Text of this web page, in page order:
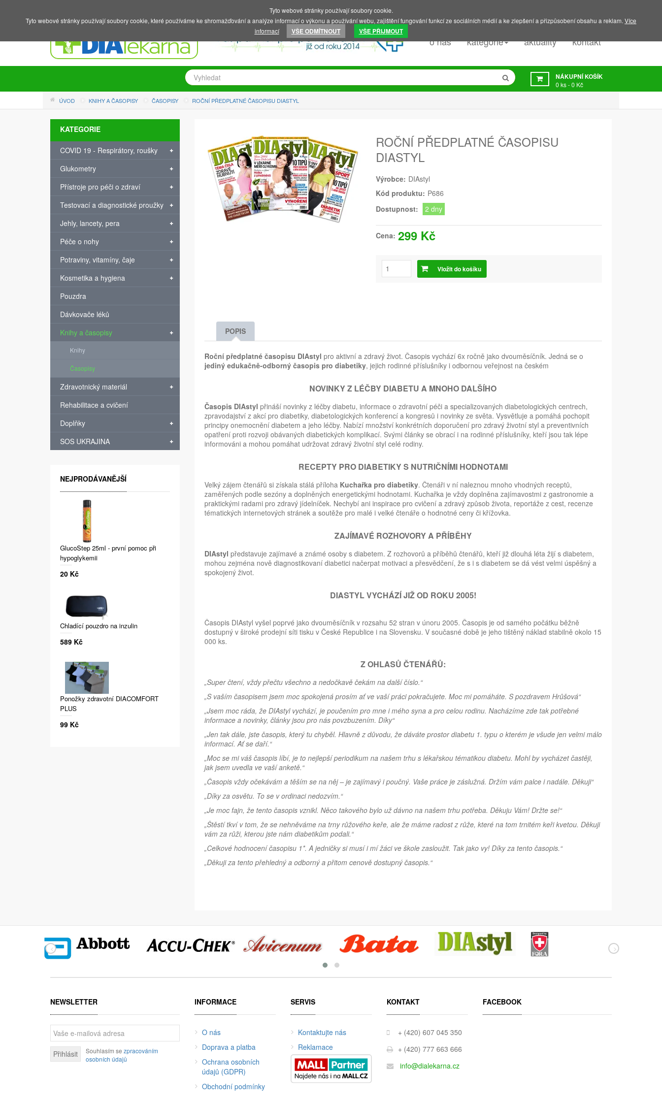
o nás kategorie aktuality kontakt
NÁKUPNÍ KOŠÍK
0 ks -0 Kč
ÚVOD KNIHY A ČASOPISY ČASOPISY ROČNÍ PŘEDPLATNÉ ČASOPISU DIASTYL
ROČNÍ PŘEDPLATNÉ ČASOPISU
DIASTYL
Výrobce: DIAstyl
Kód produktu: P686
Dostupnost:
2 dny
Cena: 299 Kč
Vložit do košíku
POPIS
Roční předplatné časopisu DIAstyl pro aktivní a zdravý život. Časopis vychází 6x ročně jako dvouměsíčník. Jedná se o
jediný edukačně-odborný časopis pro diabetiky, jejich rodinné příslušníky i odbornou veřejnost na českém
NOVINKY Z LÉČBY DIABETU A MNOHO DALŠÍHO
Časopis DIAstyl přináší novinky z léčby diabetu, informace o zdravotní péči a specializovaných diabetologických centrech,
zpravodajství z akcí pro diabetiky, diabetologických konferencí a kongresů i novinky ze světa. Vysvětluje a pomáhá pochopit
principy onemocnění diabetem a jeho léčby. Nabízí množství konkrétních doporučení pro zdravý životní styl a preventivních
opatření proti rozvoji obávaných diabetických komplikací. Svými články se obrací i na rodinné příslušníky, kteří jsou tak lépe
informováni a mohou pomáhat udržovat zdravý životní styl celé rodiny.
RECEPTY PRO DIABETIKY S NUTRIČNÍMI HODNOTAMI
Velký zájem čtenářů si získala stálá příloha Kuchařka pro diabetiky. Čtenáři v ní naleznou mnoho vhodných receptů,
zaměřených podle sezóny a doplněných energetickými hodnotami. Kuchařka je vždy doplněna zajímavostmi z gastronomie a
praktickými radami pro zdravý jídelníček. Nechybí ani inspirace pro cvičení a zdravý způsob života, reportáže z cest, recenze
tématických internetových stránek a soutěže pro malé i velké čtenáře o hodnotné ceny či křížovka.
ZAJÍMAVÉ ROZHOVORY A PŘÍBĚHY
DIAstyl představuje zajímavé a známé osoby s diabetem. Z rozhovorů a příběhů čtenářů, kteří již dlouhá léta žijí s diabetem,
mohou zejména nově diagnostikovaní diabetici načerpat motivaci a přesvědčení, že s i s diabetem se dá vést velmi úspěšný a
spokojený život.
DIASTYL VYCHÁZÍ JIŽ OD ROKU 2005!
Časopis DIAstyl vyšel poprvé jako dvouměsíčník v rozsahu 52 stran v únoru 2005. Časopis je od samého počátku běžně
dostupný v široké prodejní síti tisku v České Republice i na Slovensku. V současné době je jeho tištěný náklad stabilně okolo 15
000 ks.
Z OHLASŮ ČTENÁŘŮ:
„Super čtení, vždy přečtu všechno a nedočkavě čekám na další číslo.“
„S vaším časopisem jsem moc spokojená prosím ať ve vaší práci pokračujete. Moc mi pomáháte. S pozdravem Hrůšová“
„Jsem moc ráda, že DIAstyl vychází, je poučením pro mne i mého syna a pro celou rodinu. Nacházíme zde tak potřebné
informace a novinky, články jsou pro nás povzbuzením. Díky“
„Jen tak dále, jste časopis, který tu chyběl. Hlavně z důvodu, že dáváte prostor diabetu 1. typu o kterém je všude jen velmi málo
informací. Ať se daří.“
„Moc se mi váš časopis líbí, je to nejlepší periodikum na našem trhu s lékařskou tématikou diabetu. Mohl by vycházet častěji,
jak jsem uvedla ve vaší anketě.“
„Časopis vždy očekávám a těším se na něj – je zajímavý i poučný. Vaše práce je záslužná. Držím vám palce i nadále. Děkuji“
„Díky za osvětu. To se v ordinaci nedozvím.“
„Je moc fajn, že tento časopis vznikl. Něco takového bylo už dávno na našem trhu potřeba. Děkuju Vám! Držte se!“
„Štěstí tkví v tom, že se nehněváme na trny růžového keře, ale že máme radost z růže, které na tom trnitém keři kvetou. Děkuji
vám za růži, kterou jste nám diabetikům podali.“
„Celkové hodnocení časopisu 1*. A jedničky si musí i mí žáci ve škole zasloužit. Tak jako vy! Díky za tento časopis.“
„Děkuji za tento přehledný a odborný a přitom cenově dostupný časopis.“
KATEGORIE
COVID 19 - Respirátory, roušky
Glukometry
Přístroje pro péči o zdraví
Testovací a diagnostické proužky
Jehly, lancety, pera
Péče o nohy
Potraviny, vitamíny, čaje
Kosmetika a hygiena
Pouzdra
Dávkovače léků
Knihy a časopisy
Knihy
Časopisy
Zdravotnický materiál
Rehabilitace a cvičení
Doplňky
SOS UKRAJINA
NEJPRODÁVANĚJŠÍ
GlucoStep 25ml - první pomoc při
hypoglykemii
20 Kč
Chladící pouzdro na inzulin
589 Kč
Ponožky zdravotní DIACOMFORT
PLUS
99 Kč
NEWSLETTER
Přihlásit Souhlasím se zpracováním
osobních údajů
INFORMACE
O nás
Doprava a platba
Ochrana osobních
údajů (GDPR)
Obchodní podmínky
SERVIS
Kontaktujte nás
Reklamace
KONTAKT
+ (420) 607 045 350
+ (420) 777 663 666
info@dialekarna.cz
FACEBOOK
Tyto webové stránky používají soubory cookie.
Tyto webové stránky používají soubory cookie, které používáme ke shromažďování a analýze informací o výkonu a používání webu, zajištění fungování funkcí ze sociálních médií a ke zlepšení a přizpůsobení obsahu a reklam. Více
informací
VŠE ODMÍTNOUT VŠE PŘIJMOUT